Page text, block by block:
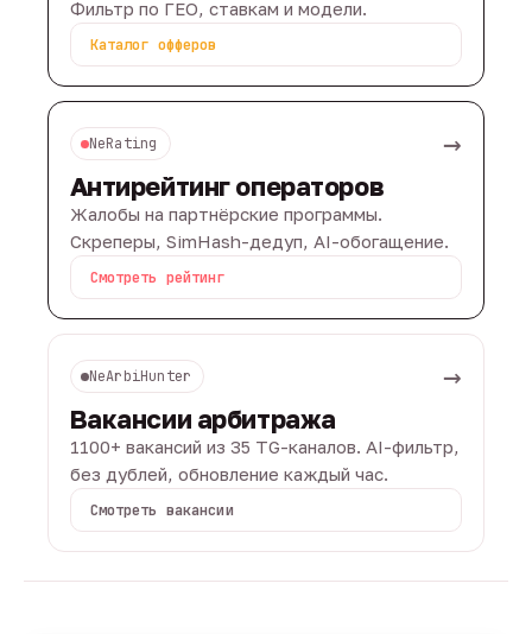
Фильтр по ГЕО, ставкам и модели.
Каталог офферов
NeRating →
Антирейтинг операторов
Жалобы на партнёрские программы.
Скреперы, SimHash-дедуп, AI-обогащение.
Смотреть рейтинг
NeArbiHunter →
Вакансии арбитража
1100+ вакансий из 35 TG-каналов. AI-фильтр,
без дублей, обновление каждый час.
Смотреть вакансии